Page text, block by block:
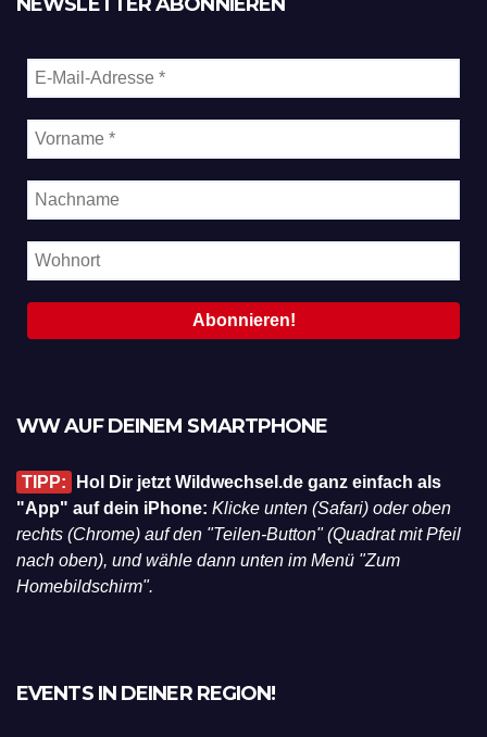
WW AUF DEINEM SMARTPHONE
TIPP:
Hol Dir jetzt Wildwechsel.de ganz einfach als
"App" auf dein iPhone: Klicke unten (Safari) oder oben
rechts (Chrome) auf den "Teilen-Button" (Quadrat mit Pfeil
nach oben), und wähle dann unten im Menü "Zum
Homebildschirm".
EVENTS IN DEINER REGION!